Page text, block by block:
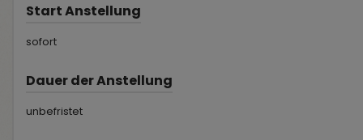
Start Anstellung
sofort
Dauer der Anstellung
unbefristet